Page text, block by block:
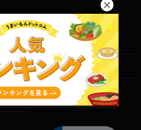
ご利用規約
特定商取引法に基づく表記